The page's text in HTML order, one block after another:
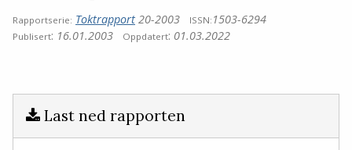
Rapportserie: Toktrapport 20-2003 ISSN: 1503-6294
Publisert: 16.01.2003 Oppdatert: 01.03.2022
Last ned rapporten